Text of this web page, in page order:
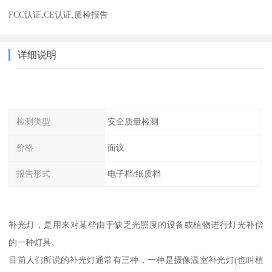
FCC认证,CE认证,质检报告
详细说明
检测类型 安全质量检测
价格 面议
报告形式 电子档/纸质档
补光灯，是用来对某些由于缺乏光照度的设备或植物进行灯光补偿
的一种灯具。
目前人们所说的补光灯通常有三种，一种是摄像温室补光灯(也叫植